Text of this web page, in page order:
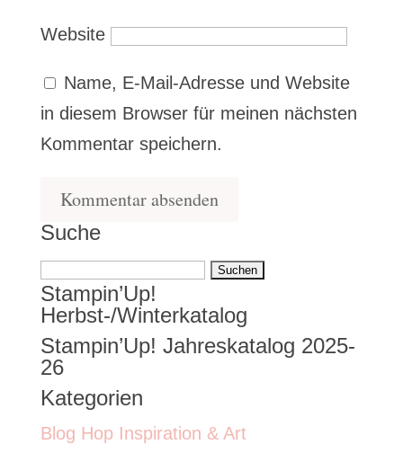
Website
Name, E-Mail-Adresse und Website
in diesem Browser für meinen nächsten
Kommentar speichern.
Suche
Suchen
nach:
Stampin’Up!
Herbst-/Winterkatalog
Stampin’Up! Jahreskatalog 2025-
26
Kategorien
Blog Hop Inspiration & Art